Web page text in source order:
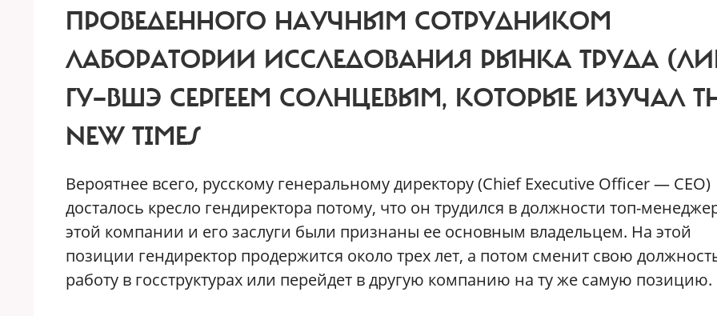
ПРОВЕДЕННОГО НАУЧНЫМ СОТРУДНИКОМ
ЛАБОРАТОРИИ ИССЛЕДОВАНИЯ РЫНКА ТРУДА
ГУ—ВШЭ СЕРГЕЕМ СОЛНЦЕВЫМ, КОТОРЫЕ ИЗУЧАЛ
NEW TIMES
Вероятнее всего, русскому генеральному директору (Chief Executive Officer — CEO)
досталось кресло гендиректора потому, что он трудился в должности топ-
этой компании и его заслуги были признаны ее основным владельцем. На этой
позиции гендиректор продержится около трех лет, а потом сменит свою
работу в госструктурах или перейдет в другую компанию на ту же самую позицию.